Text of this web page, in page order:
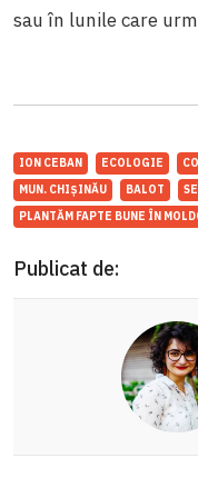
sau în lunile care
ION CEBAN ECOLOGIE
MUN. CHIȘINĂU
BALOT
PLANTĂM FAPTE BUNE ÎN
Publicat de: